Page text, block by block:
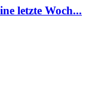
letzte Woch...